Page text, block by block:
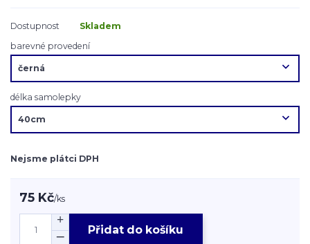
Dostupnost
Skladem
barevné provedení
délka samolepky
Nejsme plátci DPH
75 Kč/ks
Přidat do košíku